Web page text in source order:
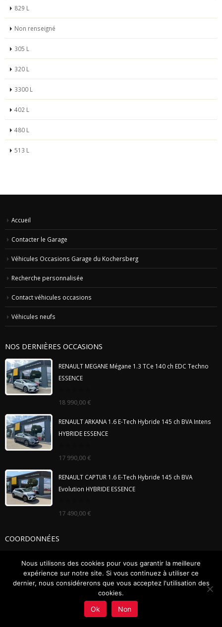
829 L
Non renseigné
305 L
320 L
3300 L
402 L
480 L
513 L
Accueil
Contacter le Garage
Véhicules Occasions Garage du Kochersberg
Recherche personnalisée
Contact véhicules occasions
Véhicules neufs
NOS DERNIÈRES OCCASIONS
RENAULT MEGANE Mégane 1.3 TCe 140 ch EDC Techno
ESSENCE
out
18 990,00 €
RENAULT ARKANA 1.6 E-Tech Hybride 145 ch BVA Intens
HYBRIDE ESSENCE
out
17 990,00 €
RENAULT CAPTUR 1.6 E-Tech Hybride 145 ch BVA
Evolution HYBRIDE ESSENCE
out
17 490,00 €
COORDONNÉES
Téléphone:03 90 29 15 25
Nous utilisons des cookies pour vous garantir la meilleure
expérience sur notre site. Si vous continuez à utiliser ce
dernier, nous considérerons que vous acceptez l'utilisation des
cookies.
Ok Non